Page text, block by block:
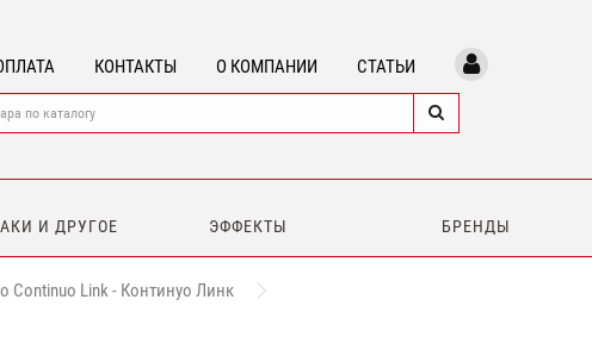
КОНТАКТЫ О КОМПАНИИ СТАТЬИ
И ДРУГОЕ ЭФФЕКТЫ БРЕНДЫ
Continuo Link - Континуо Линк